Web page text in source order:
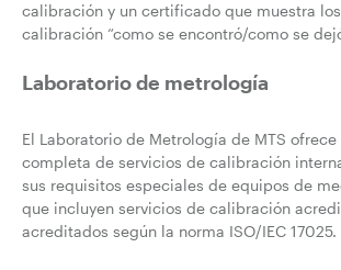
calibración y un certificado que muestra
calibración “como se encontró/como se
Laboratorio de metrología
El Laboratorio de Metrología de MTS ofrece
completa de servicios de calibración
sus requisitos especiales de equipos de
que incluyen servicios de calibración
acreditados según la norma ISO/IEC 17025.